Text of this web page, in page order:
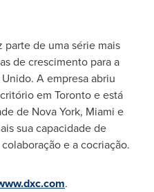
de uma série mais
de crescimento para a
A empresa abriu
em Torontoe está
de Nova York, Miami e
sua capacidade de
e a cocriação.
.